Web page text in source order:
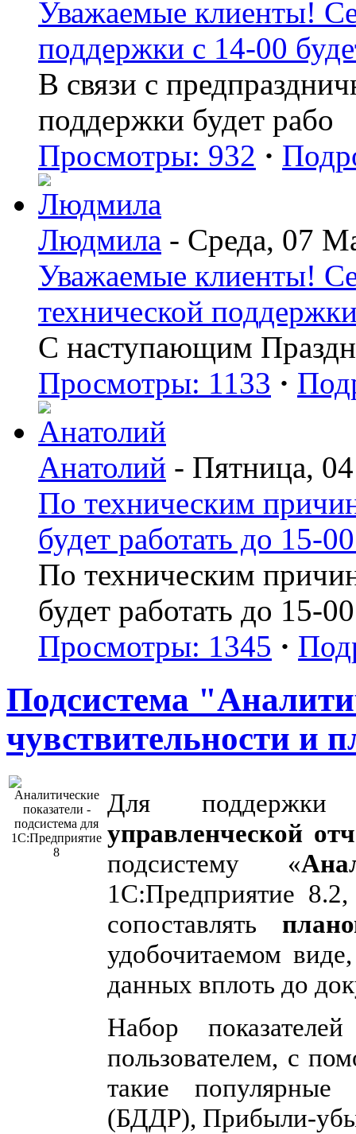
Уважаемые клиенты!
поддержки с 14-00
В связи с
поддержки будет рабо
Просмотры: 932 ·
Людмила - Среда, 07
Уважаемые клиенты!
технической
С наступающим
Просмотры: 1133 ·
Анатолий - Пятница,
По техническим
будет работать до 15-
По техническим
будет работать до 15-00
Просмотры: 1345 ·
Подсистема
чувствительности и
Для поддержки
управленческой
подсистему «
1С:Предприятие
сопоставлять
удобочитаемом
данных вплоть до
Набор
пользователем, с
такие
(БДДР), Прибыли-